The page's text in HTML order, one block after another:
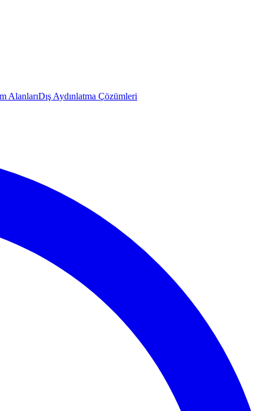
AlanlarıDış Aydınlatma Çözümleri